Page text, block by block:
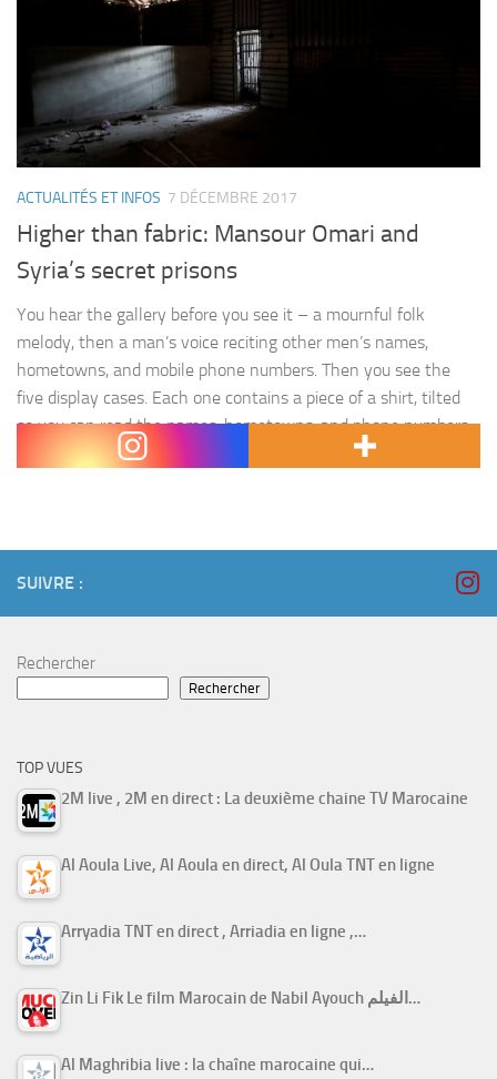
ACTUALITÉS ET INFOS 7 DÉCEMBRE 2017
Higher than fabric: Mansour Omari and
Syria’s secret prisons
You hear the gallery before you see it – a mournful folk
melody, then a man’s voice reciting other men’s names,
hometowns, and mobile phone numbers. Then you see the
five display cases. Each one contains a piece of a shirt, tilted
so you can read the names, hometowns, and phone numbers
still being recited…
SUIVRE :
Rechercher
Rechercher
TOP VUES
2M live , 2M en direct : La deuxième chaine TV Marocaine
Al Aoula Live, Al Aoula en direct, Al Oula TNT en ligne
Arryadia TNT en direct , Arriadia en ligne ,…
Zin Li Fik Le film Marocain de Nabil Ayouch الفيلم…
Al Maghribia live : la chaîne marocaine qui…